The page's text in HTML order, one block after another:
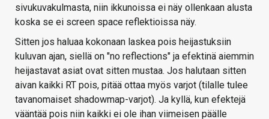
sivukuvakulmasta, niin ikkunoissa ei näy ollenkaan alusta
koska se ei screen space reflektioissa näy.
Sitten jos haluaa kokonaan laskea pois heijastuksiin
kuluvan ajan, siellä on "no reflections" ja efektinä aiemmin
heijastavat asiat ovat sitten mustaa. Jos halutaan sitten
aivan kaikki RT pois, pitää ottaa myös varjot (tilalle tulee
tavanomaiset shadowmap-varjot). Ja kyllä, kun efektejä
vääntää pois niin kaikki ei ole ihan viimeisen päälle